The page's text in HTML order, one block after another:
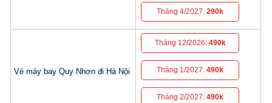
Tháng 4/2027:290k
Vé máy bay Quy Nhơn đi Hà Nội
Tháng 12/2026: 490k
Tháng 1/2027:490k
Tháng 2/2027:490k